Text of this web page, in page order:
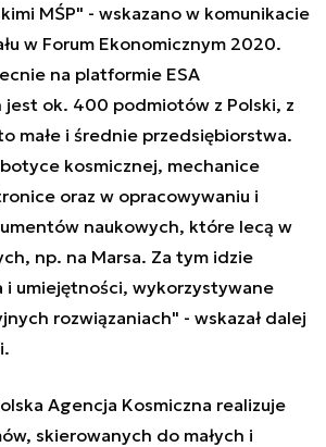
MŚP" - wskazano w komunikacie
w Forum Ekonomicznym 2020.
na platformie ESA
ok. 400 podmiotów z Polski, z
małe i średnie przedsiębiorstwa.
kosmicznej, mechanice
oraz w opracowywaniu i
naukowych, które lecą w
np. na Marsa. Za tym idzie
i umiejętności, wykorzystywane
rozwiązaniach" - wskazał dalej
Agencja Kosmiczna realizuje
skierowanych do małych i